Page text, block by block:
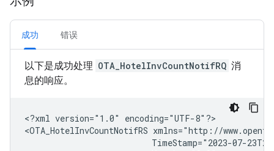
成功 错误
以下是成功处理 OTA_HotelInvCountNotifRQ 消
息的响应。
<?xml version="1.0"
encoding="UTF-8"?>
<OTA_HotelInvCountNotifRS